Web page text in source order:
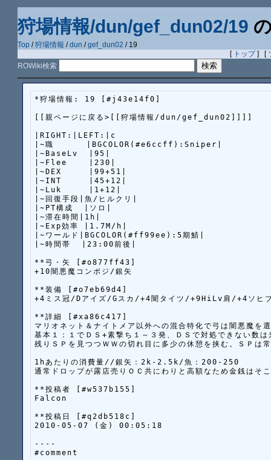
狩場情報/dun/gef_dun02/19
Top /狩場情報 /dun /gef_dun02 / 19
[ トップ] [
ROWiki検索
*狩場情報: 19 [#j43e14f0]
[[親ページに戻る>[[狩場情報/dun/gef_dun02]]]]
|RIGHT:|LEFT:|c
|~職      |BGCOLOR(#e6ccff):Sniper|
|~BaseLv  |95|
|~Flee    |230|
|~DEX     |99+51|
|~INT     |45+12|
|~Luk     |1+12|
|~回復手段|魚/ヒルクリ|
|~PT構成  |ソロ|
|~滞在時間|1h|
|~Exp効率 |1.7M/h|
|~ワールド|BGCOLOR(#ff99ee):5期鯖|
|~時間帯  |23:00前後|
**弓・矢 [#o877ff43]
+10闇悪魔コンポジ/銀矢
**装備 [#o7eb69d4]
+4ミス冠/Dアイズ/Gスカ/+4闇タイツ/+9HiLv肩/+4ソヒ
**詳細 [#xa86c417]
マリオネット＆ナイトメア以外への混合特化で弓は闇悪魔を
基本１：１でＤＳ+素撃ち１～３発、ＤＳで対処できない数
残りＳＰを見つつＷＷの切れ目に多少の休憩を挟む。ＳＰは
1hあたりの消費量//銀矢：2k-2.5k/魚：200-250
通常ドロップが露店売りＯＣ共にわりと高額なため金銭はそ
**投稿者 [#w537b155]
Falcon
**投稿日 [#q2db518c]
2010-05-07 (金) 00:05:18
----